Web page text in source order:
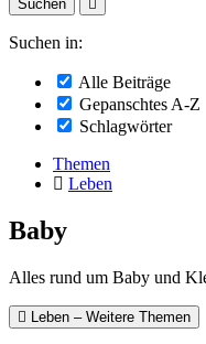
Suchen in:
Alle Beiträge
Gepanschtes A-Z
Schlagwörter
Themen
Leben
Baby
Alles rund um Baby und
Leben – Weitere Themen